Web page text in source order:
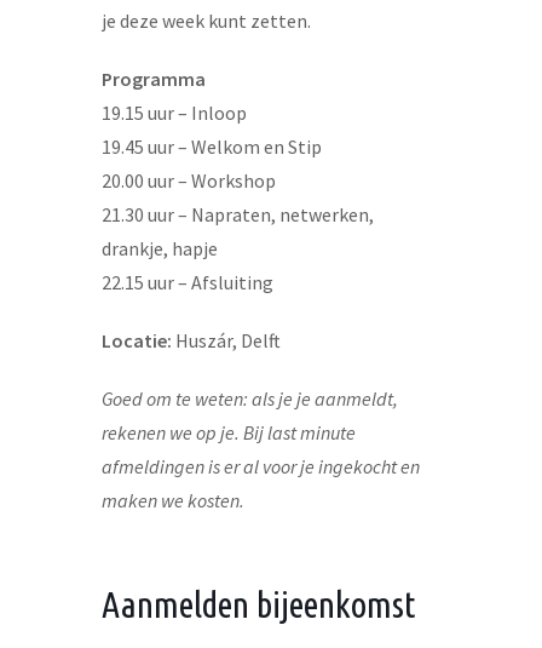
je deze week kunt zetten.
Programma
19.15 uur – Inloop
19.45 uur – Welkom en Stip
20.00 uur – Workshop
21.30 uur – Napraten, netwerken,
drankje, hapje
22.15 uur – Afsluiting
Locatie: Huszár, Delft
Goed om te weten: als je je aanmeldt,
rekenen we op je. Bij last minute
afmeldingen is er al voor je ingekocht en
maken we kosten.
Aanmelden bijeenkomst